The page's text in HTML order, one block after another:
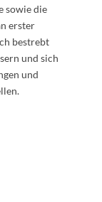
sowie die
erster
bestrebt
und sich
und